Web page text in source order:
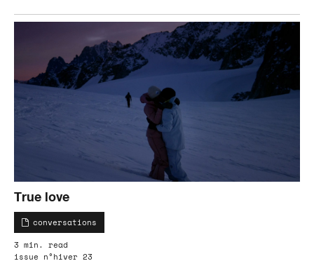
True love
conversations
3 min. read
issue n°hiver 23